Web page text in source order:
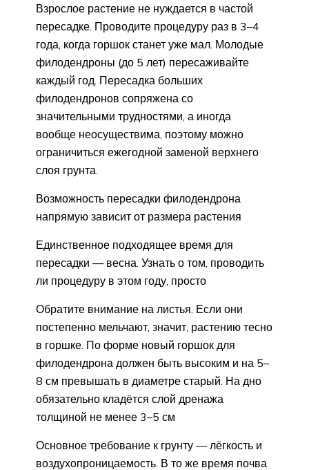
Взрослое растение не нуждается в частой
пересадке. Проводите процедуру раз в 3–4
года, когда горшок станет уже мал. Молодые
филодендроны (до 5 лет) пересаживайте
каждый год. Пересадка больших
филодендронов сопряжена со
значительными трудностями, а иногда
вообще неосуществима, поэтому можно
ограничиться ежегодной заменой верхнего
слоя грунта.
Возможность пересадки филодендрона
напрямую зависит от размера растения
Единственное подходящее время для
пересадки — весна. Узнать о том, проводить
ли процедуру в этом году, просто
Обратите внимание на листья. Если они
постепенно мельчают, значит, растению тесно
в горшке. По форме новый горшок для
филодендрона должен быть высоким и на 5–
8 см превышать в диаметре старый. На дно
обязательно кладётся слой дренажа
толщиной не менее 3–5 см
Основное требование к грунту — лёгкость и
воздухопроницаемость. В то же время почва